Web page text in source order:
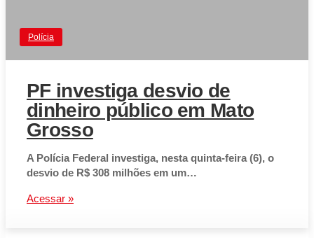
Polícia
PF investiga desvio de
dinheiro público em Mato
Grosso
A Polícia Federal investiga, nesta quinta-feira (6), o
desvio de R$ 308 milhões em um…
Acessar »